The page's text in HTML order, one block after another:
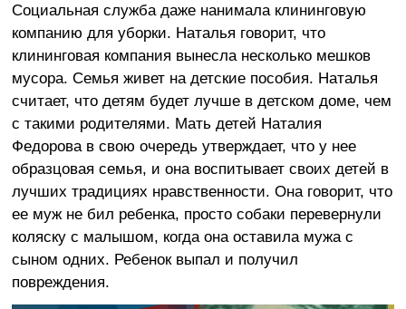
Социальная служба даже нанимала клининговую
компанию для уборки. Наталья говорит, что
клининговая компания вынесла несколько мешков
мусора. Семья живет на детские пособия. Наталья
считает, что детям будет лучше в детском доме, чем
с такими родителями. Мать детей Наталия
Федорова в свою очередь утверждает, что у нее
образцовая семья, и она воспитывает своих детей в
лучших традициях нравственности. Она говорит, что
ее муж не бил ребенка, просто собаки перевернули
коляску с малышом, когда она оставила мужа с
сыном одних. Ребенок выпал и получил
повреждения.